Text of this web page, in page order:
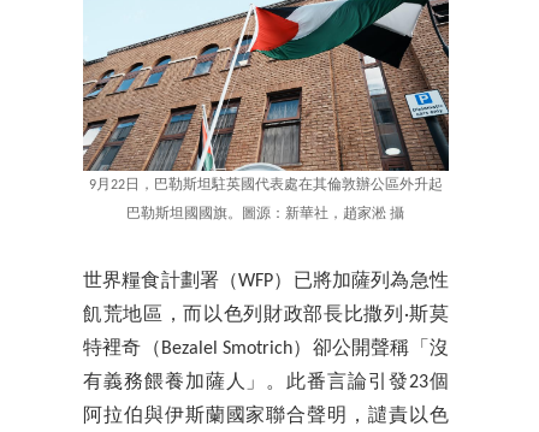
9月22日，巴勒斯坦駐英國代表處在其倫敦辦公區外升起
巴勒斯坦國國旗。圖源：新華社，趙家淞 攝
世界糧食計劃署（WFP）已將加薩列為急性
飢荒地區，而以色列財政部長比撒列·斯莫
特裡奇（Bezalel Smotrich）卻公開聲稱「沒
有義務餵養加薩人」。此番言論引發23個
阿拉伯與伊斯蘭國家聯合聲明，譴責以色